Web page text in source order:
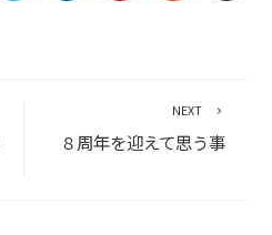
NEXT
８周年を迎えて思う事